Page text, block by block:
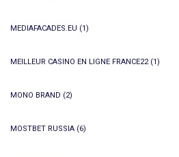
MEDIAFACADES.EU (1)
MEILLEUR CASINO EN LIGNE FRANCE22(1)
MONO BRAND (2)
MOSTBET RUSSIA (6)